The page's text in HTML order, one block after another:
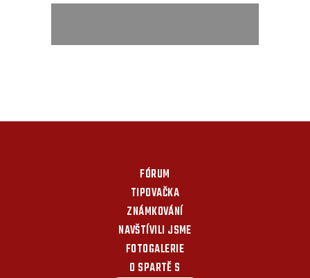
FÓRUM
TIPOVAČKA
ZNÁMKOVÁNÍ
NAVŠTÍVILI JSME
FOTOGALERIE
O SPARTĚ S